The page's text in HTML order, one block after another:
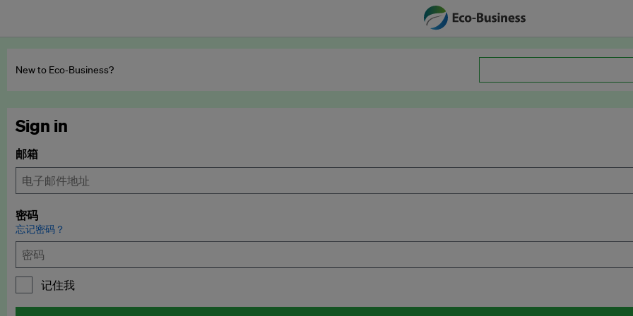
New to Eco‑Business?
Sign in
邮箱
密码
忘记密码？
记住我